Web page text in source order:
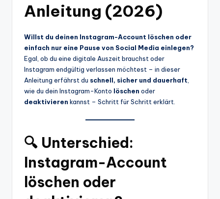
Anleitung (2026)
Willst du deinen Instagram-Account löschen oder
einfach nur eine Pause von Social Media einlegen?
Egal, ob du eine digitale Auszeit brauchst oder
Instagram endgültig verlassen möchtest – in dieser
Anleitung erfährst du schnell, sicher und dauerhaft
wie du dein Instagram-Konto löschen oder
deaktivieren kannst – Schritt für Schritt erklärt.
🔍 Unterschied:
Instagram-Account
löschen oder